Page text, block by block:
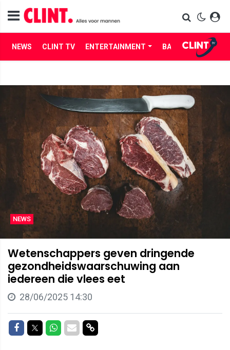
NEWS CLINT TV ENTERTAINMENT BABES LIFE
NEWS
Wetenschappers geven dringende
gezondheidswaarschuwing aan
iedereen die vlees eet
28/06/2025 14:30
Delen op Facebook
Delen op Twitter
Delen op Whatsapp
Delen via Mail
Delen via link